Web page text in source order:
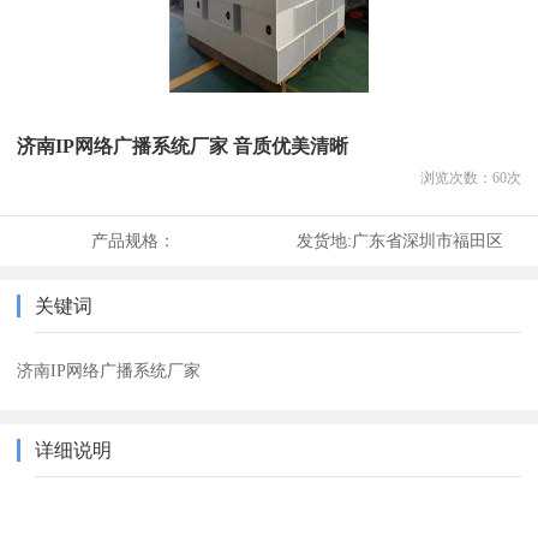
济南IP网络广播系统厂家 音质优美清晰
浏览次数： 60次
产品规格： 发货地:广东省深圳市福田区
关键词
济南IP网络广播系统厂家
详细说明